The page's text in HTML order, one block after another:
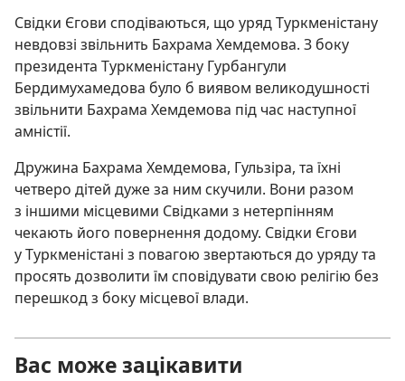
Свідки Єгови сподіваються, що уряд Туркменістану
невдовзі звільнить Бахрама Хемдемова. З боку
президента Туркменістану Гурбангули
Бердимухамедова було б виявом великодушності
звільнити Бахрама Хемдемова під час наступної
амністії.
Дружина Бахрама Хемдемова, Гульзіра, та їхні
четверо дітей дуже за ним скучили. Вони разом
з іншими місцевими Свідками з нетерпінням
чекають його повернення додому. Свідки Єгови
у Туркменістані з повагою звертаються до уряду та
просять дозволити їм сповідувати свою релігію без
перешкод з боку місцевої влади.
Вас може зацікавити